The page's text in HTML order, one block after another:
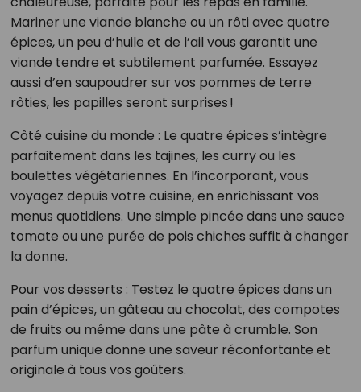
Mariner une viande blanche ou un rôti avec quatre
épices, un peu d’huile et de l’ail vous garantit une
viande tendre et subtilement parfumée. Essayez
aussi d’en saupoudrer sur vos pommes de terre
rôties, les papilles seront surprises !
Côté cuisine du monde : Le quatre épices s’intègre
parfaitement dans les tajines, les curry ou les
boulettes végétariennes. En l’incorporant, vous
voyagez depuis votre cuisine, en enrichissant vos
menus quotidiens. Une simple pincée dans une sauce
tomate ou une purée de pois chiches suffit à changer
la donne.
Pour vos desserts : Testez le quatre épices dans un
pain d’épices, un gâteau au chocolat, des compotes
de fruits ou même dans une pâte à crumble. Son
parfum unique donne une saveur réconfortante et
originale à tous vos goûters.